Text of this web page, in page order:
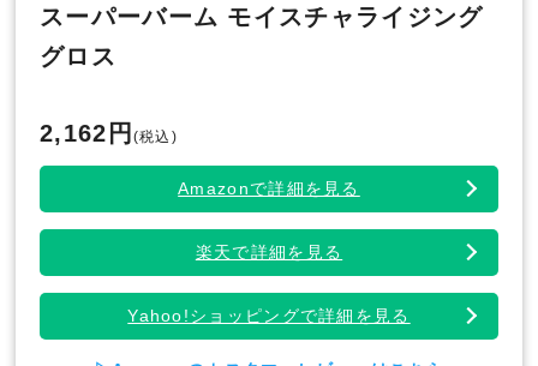
スーパーバーム モイスチャライジング
グロス
2,162円 (税込)
Amazonで詳細を見る
楽天で詳細を見る
Yahoo!ショッピングで詳細を見る